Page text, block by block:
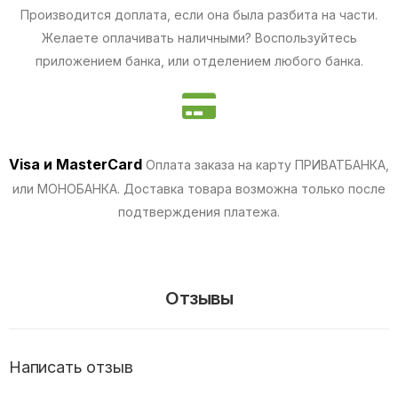
Производится доплата, если она была разбита на части.
Желаете оплачивать наличными? Воспользуйтесь
приложением банка, или отделением любого банка.
Visa и MasterCard Оплата заказа на карту ПРИВАТБАНКА,
или МОНОБАНКА. Доставка товара возможна только после
подтверждения платежа.
Отзывы
Написать отзыв